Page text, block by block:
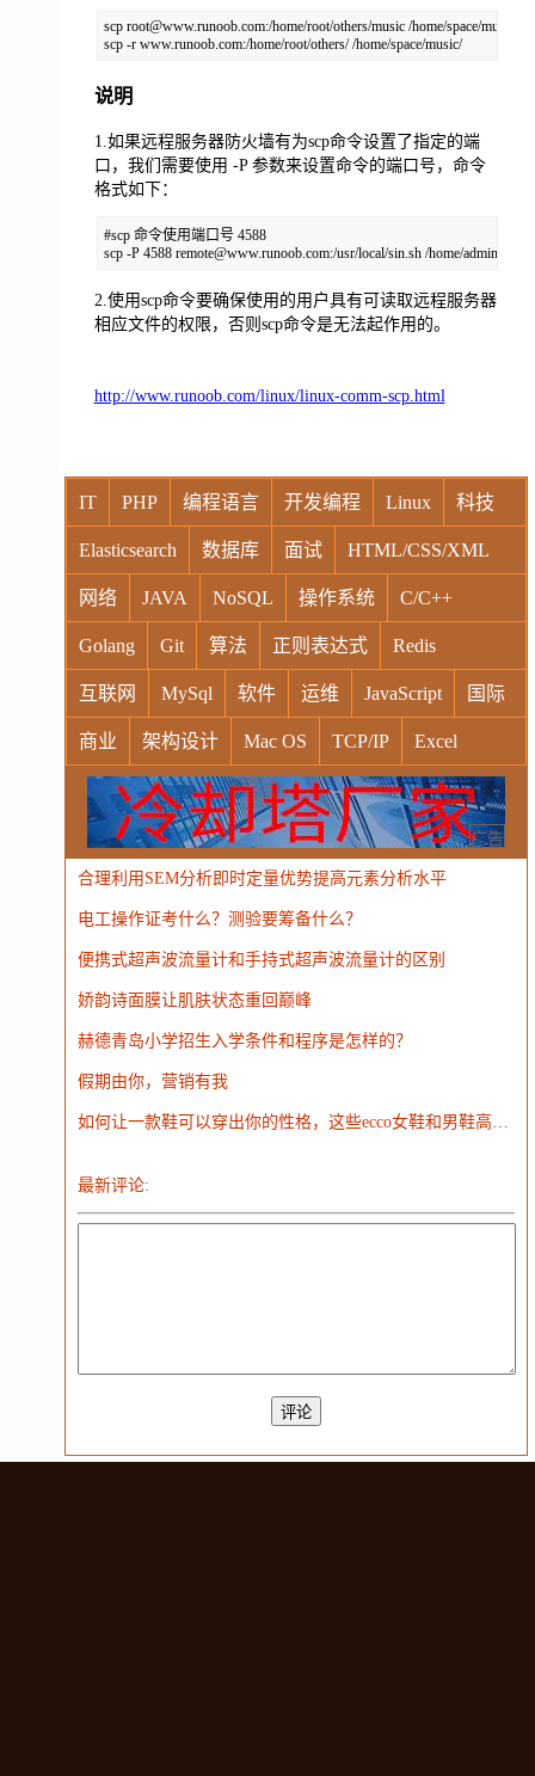
scp root@www.runoob.com:/home/root/others/music /home/space/music/
scp -r www.runoob.com:/home/root/others/ /home/space/music/
说明
1.如果远程服务器防火墙有为scp命令设置了指定的端
口，我们需要使用 -P 参数来设置命令的端口号，命令
格式如下：
#scp 命令使用端口号 4588
scp -P 4588 remote@www.runoob.com:/usr/local/sin.sh /home/
2.使用scp命令要确保使用的用户具有可读取远程服务器
相应文件的权限，否则scp命令是无法起作用的。
http://www.runoob.com/linux/linux-comm-scp.html
IT PHP 编程语言 开发编程 Linux 科技
Elasticsearch 数据库 面试 HTML/CSS/XML
网络 JAVA NoSQL 操作系统 C/C++
Golang Git 算法 正则表达式 Redis
互联网 MySql 软件 运维 JavaScript 国际
商业 架构设计 Mac OS TCP/IP Excel
Windows Oracle Socket VR Vim
MongoDB 运营 Python MemCache 硬件
电子 娱乐 设计 摄影 nginx 游戏
WordPress HTTP 团建 数码电器
广告
合理利用SEM分析即时定量优势提高元素分析水平
电工操作证考什么？测验要筹备什么？
便携式超声波流量计和手持式超声波流量计的区别
娇韵诗面膜让肌肤状态重回巅峰
赫德青岛小学招生入学条件和程序是怎样的？
假期由你，营销有我
如何让一款鞋可以穿出你的性格，这些ecco女鞋和男鞋高帮鞋一定不要错过
最新评论: